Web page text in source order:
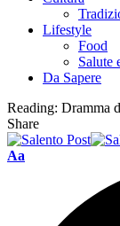
Lifestyle
Food
Salute
Da Sapere
Reading: Dramma
Share
Aa